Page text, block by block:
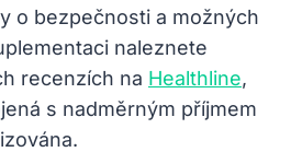
o bezpečnosti a možných
naleznete
recenzích na Healthline,
s nadměrným příjmem